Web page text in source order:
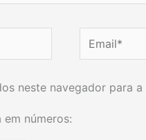
Email*
neste navegador para
números: